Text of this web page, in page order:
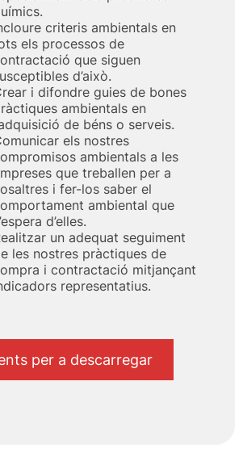
criteris ambientals en
els processos de
que siguen
d’això.
i difondre guies de bones
ambientals en
de béns o serveis.
els nostres
ambientals a les
que treballen per a
i fer-los saber el
ambiental que
d’elles.
un adequat seguiment
les nostres pràctiques de
i contractació mitjançant
representatius.
per a descarregar